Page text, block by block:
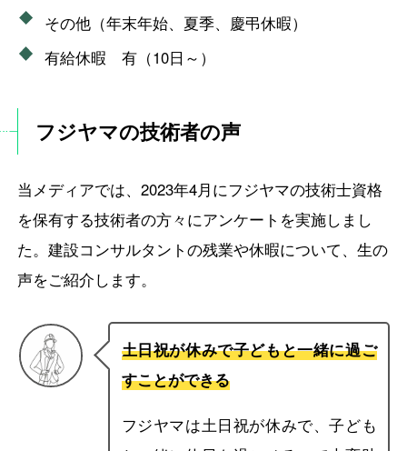
その他（年末年始、夏季、慶弔休暇）
有給休暇 有（10日～）
フジヤマの技術者の声
当メディアでは、2023年4月にフジヤマの技術士資格
を保有する技術者の方々にアンケートを実施しまし
た。建設コンサルタントの残業や休暇について、生の
声をご紹介します。
土日祝が休みで子どもと一緒に過ご
すことができる
フジヤマは土日祝が休みで、子ども